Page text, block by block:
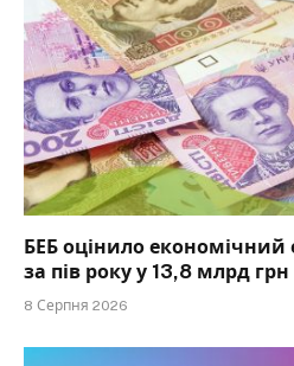
БЕБ оцінило економічний
за пів року у 13,8 млрд грн
8 Серпня 2026